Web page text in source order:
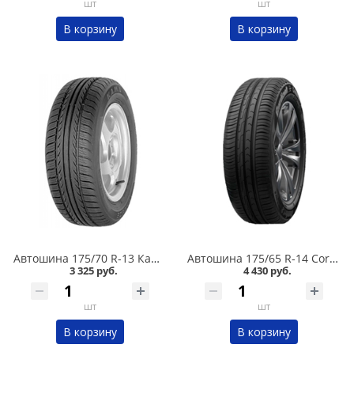
шт
В корзину
шт
В корзину
Автошина 175/70 R-13 Кама Breeze (НК-132) 82T в Кургане
3 325 руб.
шт
В корзину
Автошина 175/65 R-14 Cordiant Comfort 2 86H в Кургане
4 430 руб.
шт
В корзину